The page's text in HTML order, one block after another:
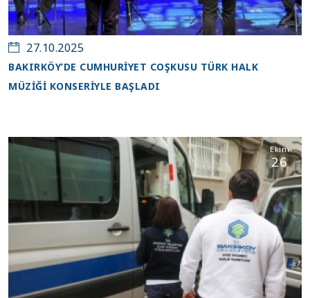
27.10.2025
BAKIRKÖY’DE CUMHURİYET COŞKUSU TÜRK HALK
MÜZİĞİ KONSERİYLE BAŞLADI
Ekim
26